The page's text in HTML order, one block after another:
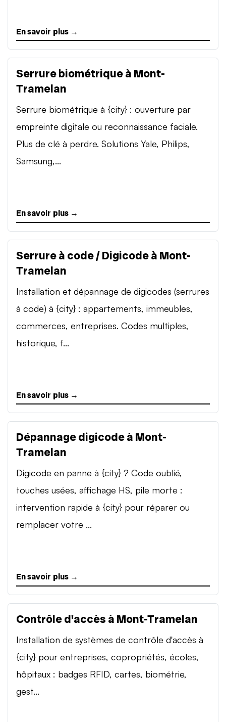
En savoir plus →
Serrure biométrique à Mont-
Tramelan
Serrure biométrique à {city} : ouverture par
empreinte digitale ou reconnaissance faciale.
Plus de clé à perdre. Solutions Yale, Philips,
Samsung,...
En savoir plus →
Serrure à code / Digicode à Mont-
Tramelan
Installation et dépannage de digicodes (serrures
à code) à {city} : appartements, immeubles,
commerces, entreprises. Codes multiples,
historique, f...
En savoir plus →
Dépannage digicode à Mont-
Tramelan
Digicode en panne à {city} ? Code oublié,
touches usées, affichage HS, pile morte :
intervention rapide à {city} pour réparer ou
remplacer votre ...
En savoir plus →
Contrôle d'accès à Mont-Tramelan
Installation de systèmes de contrôle d'accès à
{city} pour entreprises, copropriétés, écoles,
hôpitaux : badges RFID, cartes, biométrie,
gest...